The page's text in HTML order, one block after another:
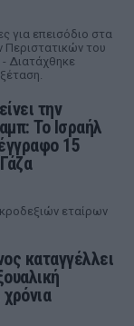
για επεισόδιο στα
Περιστατικών του
Διατάχθηκε
την
Το Ισραήλ
15
εταίρων
καταγγέλλει